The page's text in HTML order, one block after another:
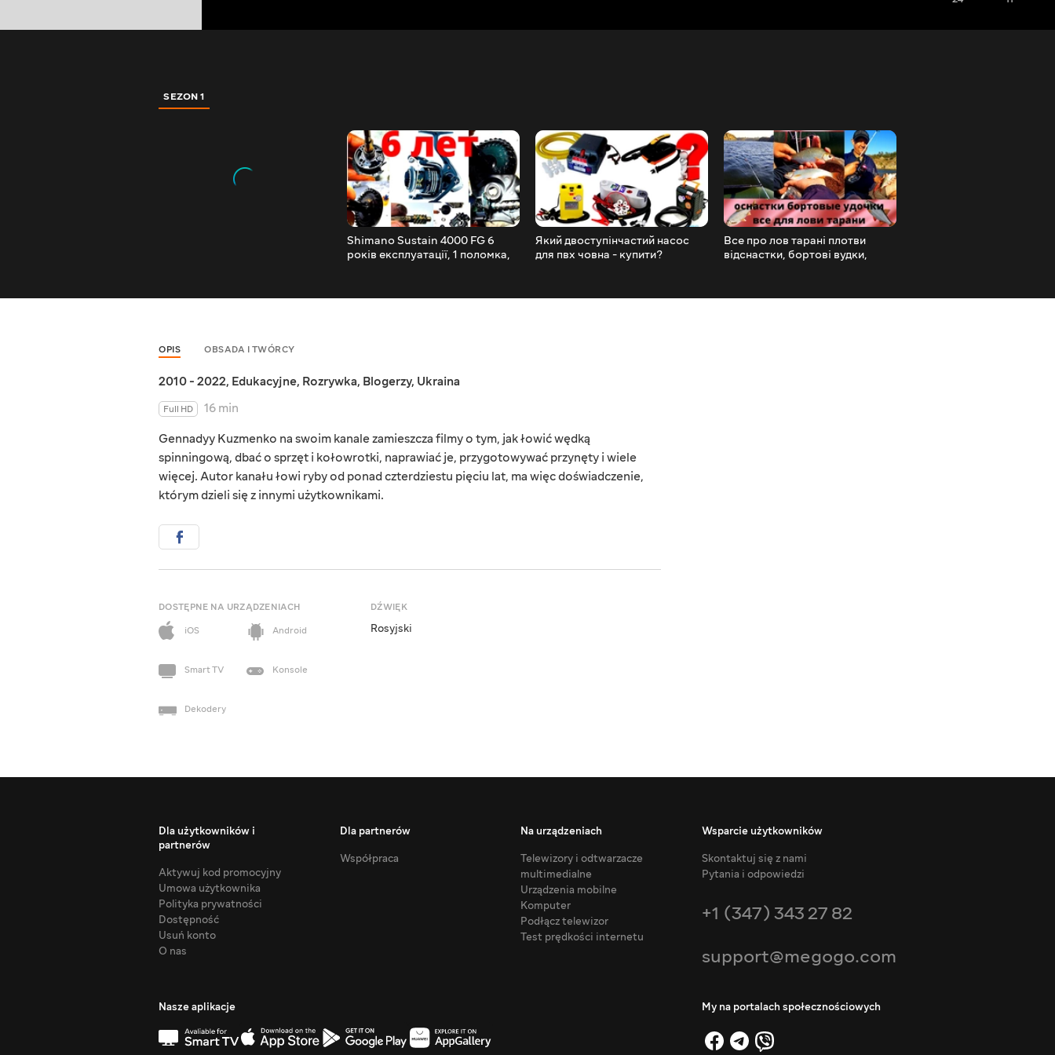
SEZON 1
Shimano Sustain 4000 FG 6
років експлуатації, 1 поломка,
Який двоступінчастий насос
для пвх човна - купити?
Все про лов тарані плотви
відснастки, бортові вудки,
OPIS OBSADA I TWÓRCY
2010 - 2022, Edukacyjne, Rozrywka, Blogerzy, Ukraina
Full HD
16 min
Gennadyy Kuzmenko na swoim kanale zamieszcza filmy o tym, jak łowić wędką
spinningową, dbać o sprzęt i kołowrotki, naprawiać je, przygotowywać przynęty i wiele
więcej. Autor kanału łowi ryby od ponad czterdziestu pięciu lat, ma więc doświadczenie,
którym dzieli się z innymi użytkownikami.
DOSTĘPNE NA URZĄDZENIACH
iOS
Android
Smart TV Konsole
Dekodery
DŹWIĘK
Rosyjski
Dla użytkowników i
partnerów
Aktywuj kod promocyjny
Umowa użytkownika
Polityka prywatności
Dostępność
Usuń konto
O nas
Dla partnerów
Współpraca
Na urządzeniach
Telewizory i odtwarzacze
multimedialne
Urządzenia mobilne
Komputer
Podłącz telewizor
Test prędkości internetu
Wsparcie użytkowników
Skontaktuj się z nami
Pytania i odpowiedzi
+1 (347) 343 27 82
support@megogo.com
Nasze aplikacje My na portalach społecznościowych